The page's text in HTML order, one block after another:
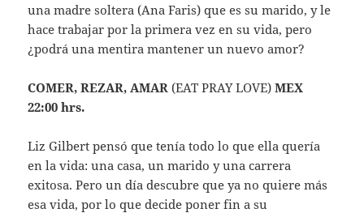
una madre soltera (Ana Faris) que es su marido, y le
hace trabajar por la primera vez en su vida, pero
¿podrá una mentira mantener un nuevo amor?
COMER, REZAR, AMAR(EAT PRAY LOVE)MEX
22:00 hrs.
Liz Gilbert pensó que tenía todo lo que ella quería
en la vida: una casa, un marido y una carrera
exitosa. Pero un día descubre que ya no quiere más
esa vida, por lo que decide poner fin a su